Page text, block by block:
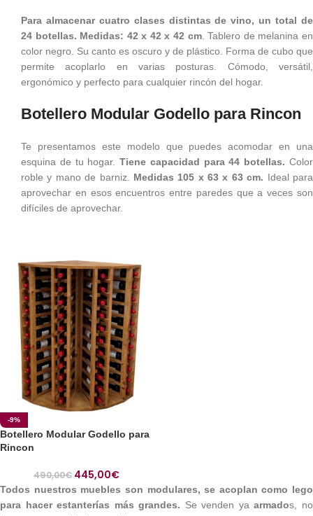
Para almacenar cuatro clases distintas de vino, un total de
24 botellas. Medidas: 42 x 42 x 42 cm. Tablero de melanina en
color negro. Su canto es oscuro y de plástico. Forma de cubo que
permite acoplarlo en varias posturas. Cómodo, versátil,
ergonómico y perfecto para cualquier rincón del hogar.
Botellero Modular Godello para Rincon
Te presentamos este modelo que puedes acomodar en una
esquina de tu hogar.Tiene capacidad para 44 botellas. Color
roble y mano de barniz. Medidas 105 x 63 x 63 cm. Ideal para
aprovechar en esos encuentros entre paredes que a veces son
difíciles de aprovechar.
-9%
Botellero Modular Godello para
Rincon
490,00€ 445,00€
Todos nuestros muebles son modulares, se acoplan como lego
para hacer estanterías más grandes. Se venden yaarmados, no